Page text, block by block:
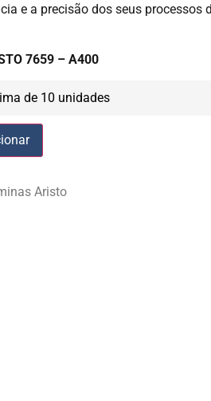
e a precisão dos seus processos
7659 – A400
de 10 unidades
Aristo